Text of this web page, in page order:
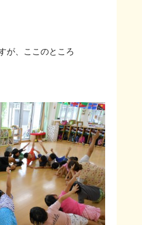
が、ここのところ